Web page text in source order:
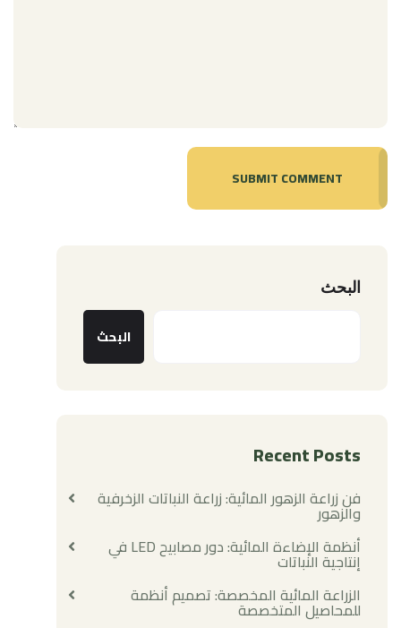
SUBMIT COMMENT
البحث
البحث
Recent Posts
فن زراعة الزهور المائية: زراعة النباتات الزخرفية
والزهور
أنظمة الإضاءة المائية: دور مصابيح LED في
إنتاجية النباتات
الزراعة المائية المخصصة: تصميم أنظمة
للمحاصيل المتخصصة